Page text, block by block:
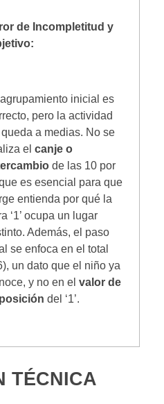
de Incompletitud y
inicial es
pero la actividad
a medias. No se
elcanje o
de las 10 por
es esencial para que
entienda por qué la
‘1’ ocupa un lugar
Además, el paso
se enfoca en el total
un dato que el niño ya
y no en elvalor de
del ‘1’.
TÉCNICA